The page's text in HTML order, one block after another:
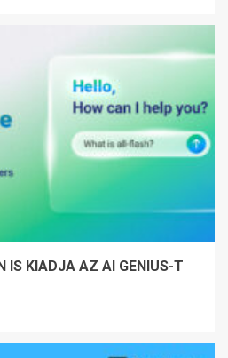
IS KIADJA AZ AI GENIUS-T